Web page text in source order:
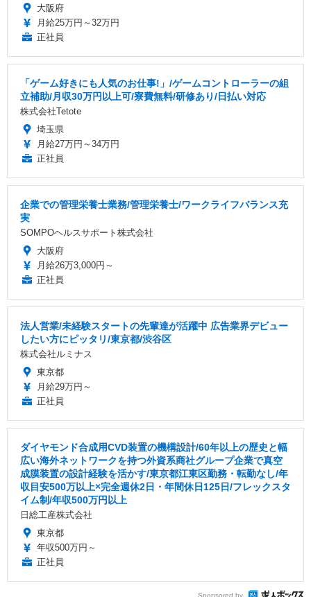
大阪府
月給25万円～32万円
正社員
「ゲーム好きにも人気のお仕事!」/ゲームコントローラーの組
立補助/月収30万円以上可/寮費無料/研修あり/日払い対応
株式会社Tetote
埼玉県
月給27万円～34万円
正社員
企業での管理栄養士業務/管理栄養士/ワークライフバランス充
実
SOMPOヘルスサポート株式会社
大阪府
月給26万3,000円～
正社員
法人営業/未経験スタートの先輩達が活躍中 広告業界デビュー
したい方にピッタリ/東京都/渋谷区
株式会社ルミナス
東京都
月給29万円～
正社員
ダイヤモンド合成用CVD装置の機構設計/60年以上の歴史と幅
広い海外ネットワークを持つ外資系商社グループ企業で真空
成膜装置の設計経験を活かす/東京都江東区勤務・転勤なし/年
収目安500万以上×完全週休2日・年間休日125日/フレックスタ
イム制/年収500万円以上
日総工産株式会社
東京都
年収500万円～
正社員
Sponsored by